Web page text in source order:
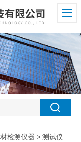
检测仪器 >测试仪